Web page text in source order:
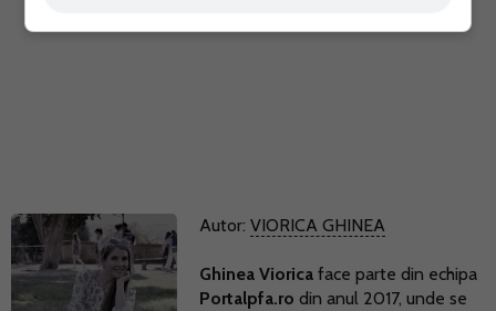
Autor: VIORICA GHINEA
Ghinea Viorica face parte din echipa
Portalpfa.ro din anul 2017, unde se